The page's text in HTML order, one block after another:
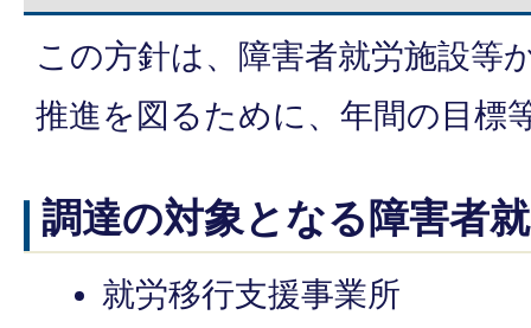
この方針は、障害者就労施設等
推進を図るために、年間の目標
調達の対象となる障害者
就労移行支援事業所